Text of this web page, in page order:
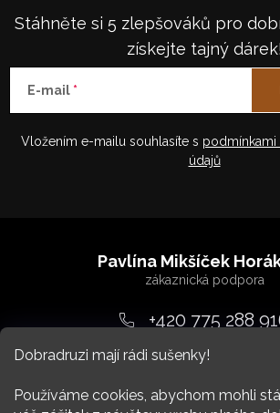
Dobradruzi mají rádi sušenky!
Používáme cookies, abychom mohli
Stáhněte si 5 zlepšováků pro
získejte tajný dárek!
E-mail
Vložením e-mailu souhlasíte s
údajů
a
Pavlína Mikšíček
+420 775 288
srdcem@